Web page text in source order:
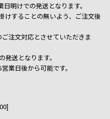
明けでの発送となります。
けすることの無いよう、ご注文後
注文対応とさせていただきま
発送となります。
業日後から可能です。